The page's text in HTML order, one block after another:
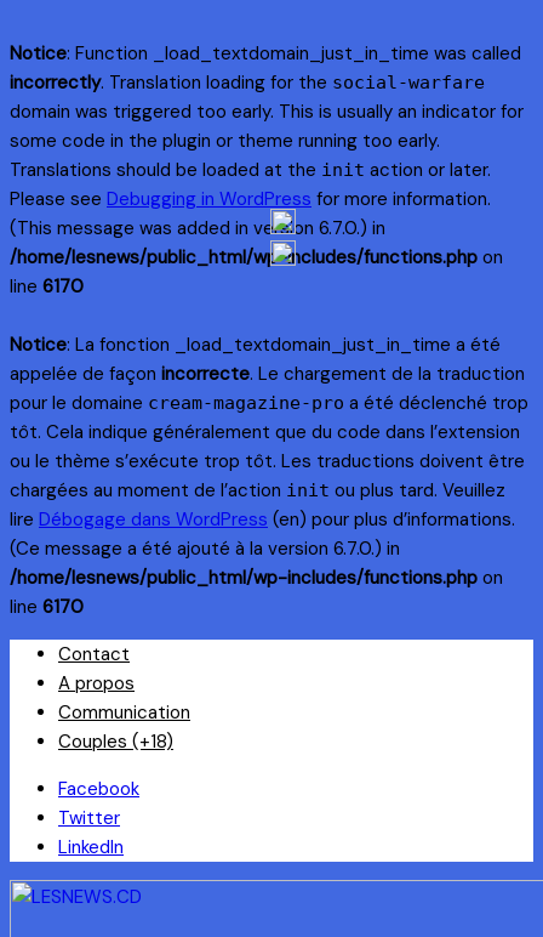
Notice: Function _load_textdomain_just_in_time was called
incorrectly. Translation loading for the social-warfare
domain was triggered too early. This is usually an indicator for
some code in the plugin or theme running too early.
Translations should be loaded at the init action or later.
Please see Debugging in WordPress for more information.
(This message was added in version 6.7.0.) in
/home/lesnews/public_html/wp-includes/functions.php on
line 6170
Notice: La fonction _load_textdomain_just_in_time a été
appelée de façon incorrecte. Le chargement de la traduction
pour le domaine cream-magazine-pro a été déclenché trop
tôt. Cela indique généralement que du code dans l’extension
ou le thème s’exécute trop tôt. Les traductions doivent être
chargées au moment de l’action init ou plus tard. Veuillez
lire Débogage dans WordPress (en) pour plus d’informations.
(Ce message a été ajouté à la version 6.7.0.) in
/home/lesnews/public_html/wp-includes/functions.php on
line 6170
Skip
content
Contact
A propos
Communication
Couples (+18)
Facebook
Twitter
LinkedIn